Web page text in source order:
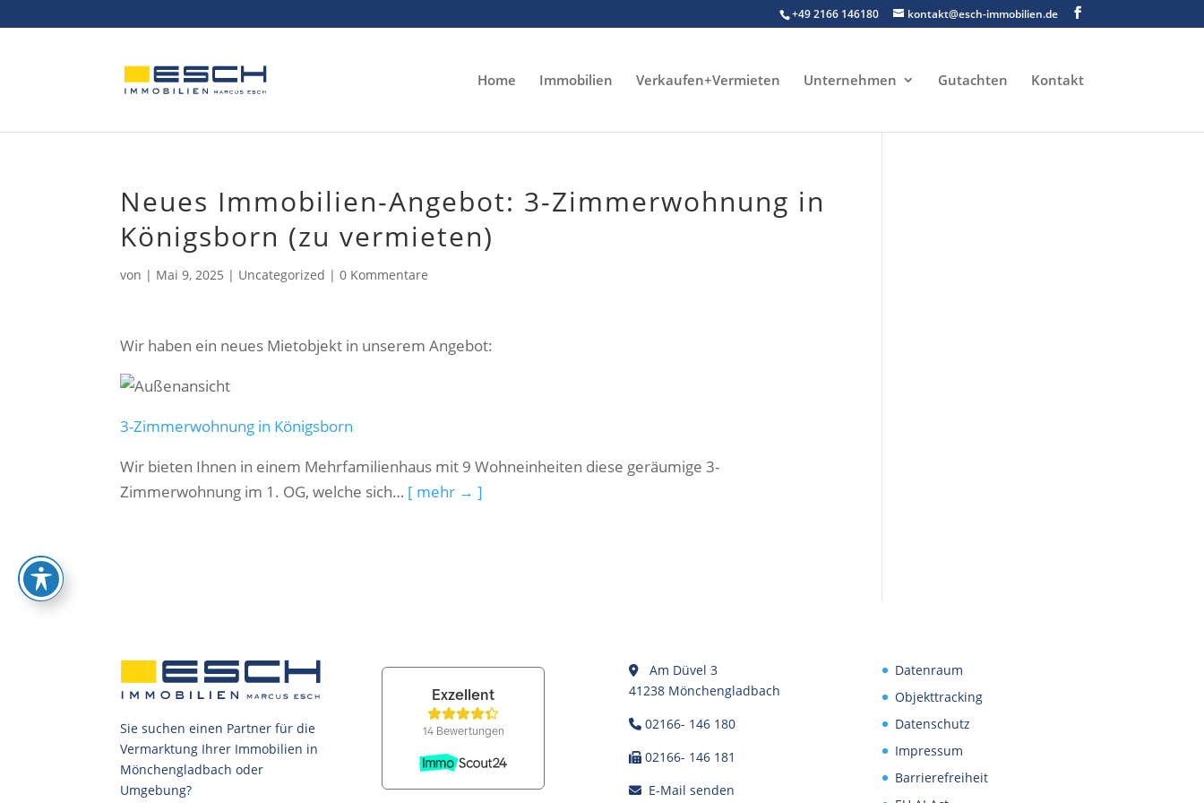
to
+49 2166 146180 kontakt@esch-immobilien.de
Home Immobilien Verkaufen+Vermieten Unternehmen Gutachten Kontakt
Neues Immobilien-Angebot: 3-Zimmerwohnung in
Königsborn (zu vermieten)
von | Mai 9, 2025 | Uncategorized |0 Kommentare
Wir haben ein neues Mietobjekt in unserem Angebot:
3-Zimmerwohnung in Königsborn
Wir bieten Ihnen in einem Mehrfamilienhaus mit 9 Wohneinheiten diese geräumige 3-
Zimmerwohnung im 1. OG, welche sich… [ mehr → ]
Sie suchen einen Partner für die
Vermarktung Ihrer Immobilien in
Mönchengladbach oder
Umgebung?
Am Düvel 3
41238 Mönchengladbach
02166- 146 180
02166- 146 181
E-Mail senden
Datenraum
Objekttracking
Datenschutz
Impressum
Barrierefreiheit